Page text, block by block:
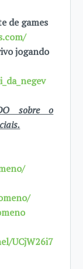
de games
jogando
sobre o
UCjW26i7